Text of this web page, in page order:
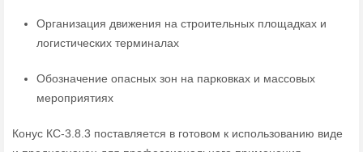
Организация движения на строительных площадках и
логистических терминалах
Обозначение опасных зон на парковках и массовых
мероприятиях
Конус КС-3.8.3 поставляется в готовом к использованию виде